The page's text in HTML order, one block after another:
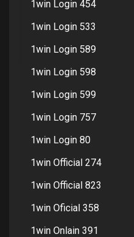
1win Login 454
1win Login 533
1win Login 589
1win Login 598
1win Login 599
1win Login 757
1win Login 80
1win Official 274
1win Official 823
1win Oficial 358
1win Onlain 391